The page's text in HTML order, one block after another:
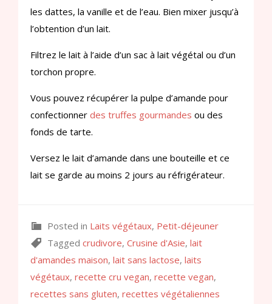
les dattes, la vanille et de l’eau. Bien mixer jusqu’à
l’obtention d’un lait.
Filtrez le lait à l’aide d’un sac à lait végétal ou d’un
torchon propre.
Vous pouvez récupérer la pulpe d’amande pour
confectionner des truffes gourmandes ou des
fonds de tarte.
Versez le lait d’amande dans une bouteille et ce
lait se garde au moins 2 jours au réfrigérateur.
Posted in Laits végétaux, Petit-déjeuner
Tagged crudivore, Crusine d'Asie, lait
d'amandes maison, lait sans lactose, laits
végétaux, recette cru vegan, recette vegan,
recettes sans gluten, recettes végétaliennes